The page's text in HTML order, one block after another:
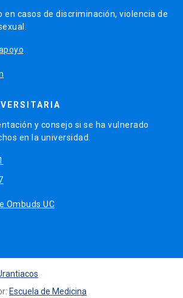
en casos de discriminación, violencia de
y consejo si se ha vulnerado
en la universidad.
Ombuds UC
Escuela de Medicina